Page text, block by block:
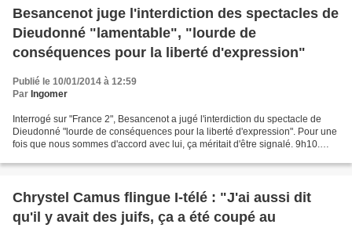
Besancenot juge l'interdiction des spectacles de
Dieudonné "lamentable", "lourde de
conséquences pour la liberté d'expression"
Publié le 10/01/2014 à 12:59
Par Ingomer
Interrogé sur "France 2", Besancenot a jugé l'interdiction du spectacle de
Dieudonné "lourde de conséquences pour la liberté d'expression". Pour une
fois que nous sommes d'accord avec lui, ça méritait d'être signalé. 9h10.
Chrystel Camus flingue I-télé : "J'ai aussi dit
qu'il y avait des juifs, ça a été coupé au